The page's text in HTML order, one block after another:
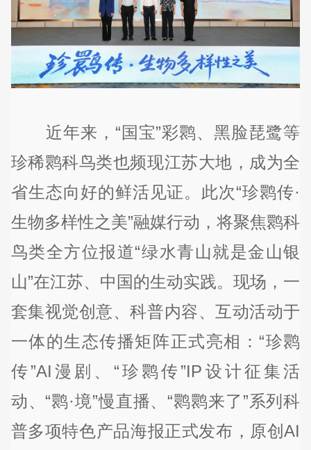
近年来，“国宝”彩鹮、黑脸琵鹭等
珍稀鹮科鸟类也频现江苏大地，成为全
省生态向好的鲜活见证。此次“珍鹮传·
生物多样性之美”融媒行动，将聚焦鹮科
鸟类全方位报道“绿水青山就是金山银
山”在江苏、中国的生动实践。现场，一
套集视觉创意、科普内容、互动活动于
一体的生态传播矩阵正式亮相：“珍鹮
传”AI漫剧、“珍鹮传”IP设计征集活
动、“鹮·境”慢直播、“鹮鹮来了”系列科
普多项特色产品海报正式发布，原创AI